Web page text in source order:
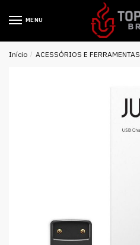
MENU
Início / ACESSÓRIOS E FERRAMENTAS